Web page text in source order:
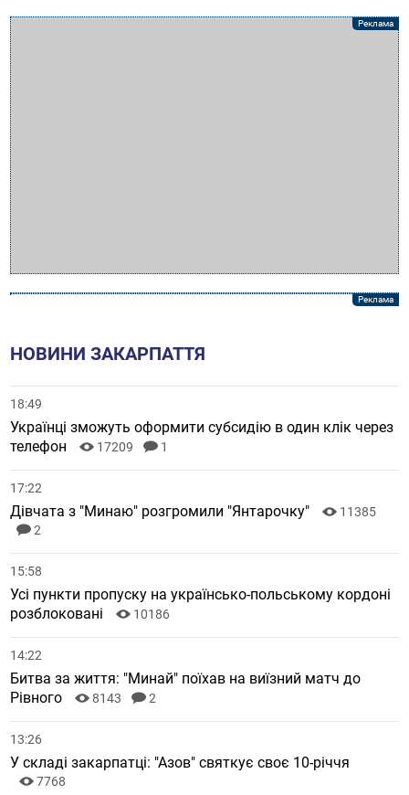
НОВИНИ ЗАКАРПАТТЯ
18:49
Українці зможуть оформити субсидію в один клік через
телефон
17209 1
17:22
Дівчата з "Минаю" розгромили "Янтарочку"
11385
2
15:58
Усі пункти пропуску на українсько-польському кордоні
розблоковані
10186
14:22
Битва за життя: "Минай" поїхав на виїзний матч до
Рівного
8143 2
13:26
У складі закарпатці: "Азов" святкує своє 10-річчя
7768